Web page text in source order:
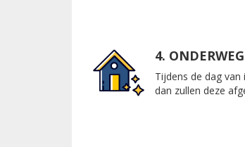
4.
Tijdens de dag
dan zullen deze